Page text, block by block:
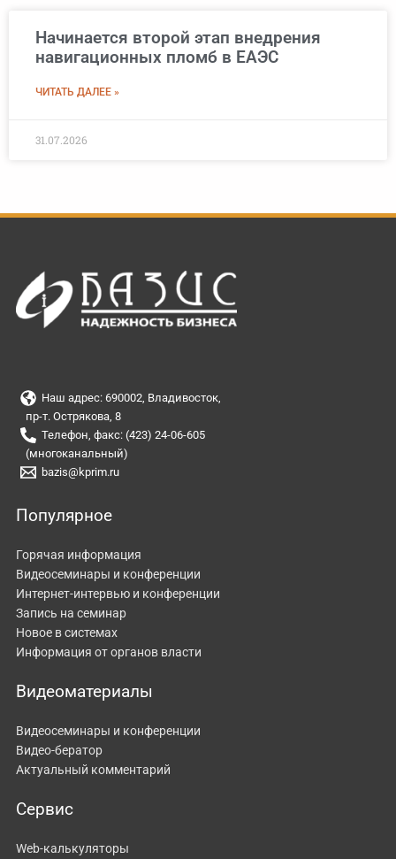
Начинается второй этап внедрения
навигационных пломб в ЕАЭС
ЧИТАТЬ ДАЛЕЕ »
31.07.2026
Наш адрес: 690002, Владивосток,
пр-т. Острякова, 8
Телефон, факс: (423) 24-06-605
(многоканальный)
bazis@kprim.ru
Популярное
Горячая информация
Видеосеминары и конференции
Интернет-интервью и конференции
Запись на семинар
Новое в системах
Информация от органов власти
Видеоматериалы
Видеосеминары и конференции
Видео-бератор
Актуальный комментарий
Сервис
Web-калькуляторы